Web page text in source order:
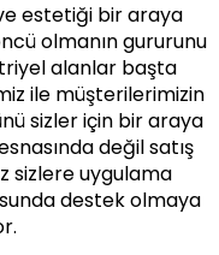
estetiği bir araya
olmanın gururunu
alanlar başta
ile müşterilerimizin
sizler için bir araya
değil satış
sizlere uygulama
destek olmaya